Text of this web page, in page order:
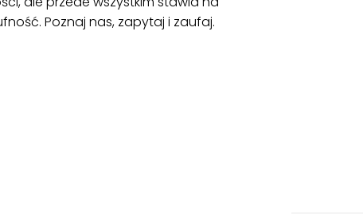
Poznaj nas, zapytaj i zaufaj.